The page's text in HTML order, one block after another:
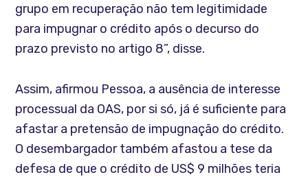
grupo em recuperação não tem legitimidade
para impugnar o crédito após o decurso do
prazo previsto no artigo 8”, disse.
Assim, afirmou Pessoa, a ausência de interesse
processual da OAS, por si só, já é suficiente para
afastar a pretensão de impugnação do crédito.
O desembargador também afastou a tese da
defesa de que o crédito de US$ 9 milhões teria